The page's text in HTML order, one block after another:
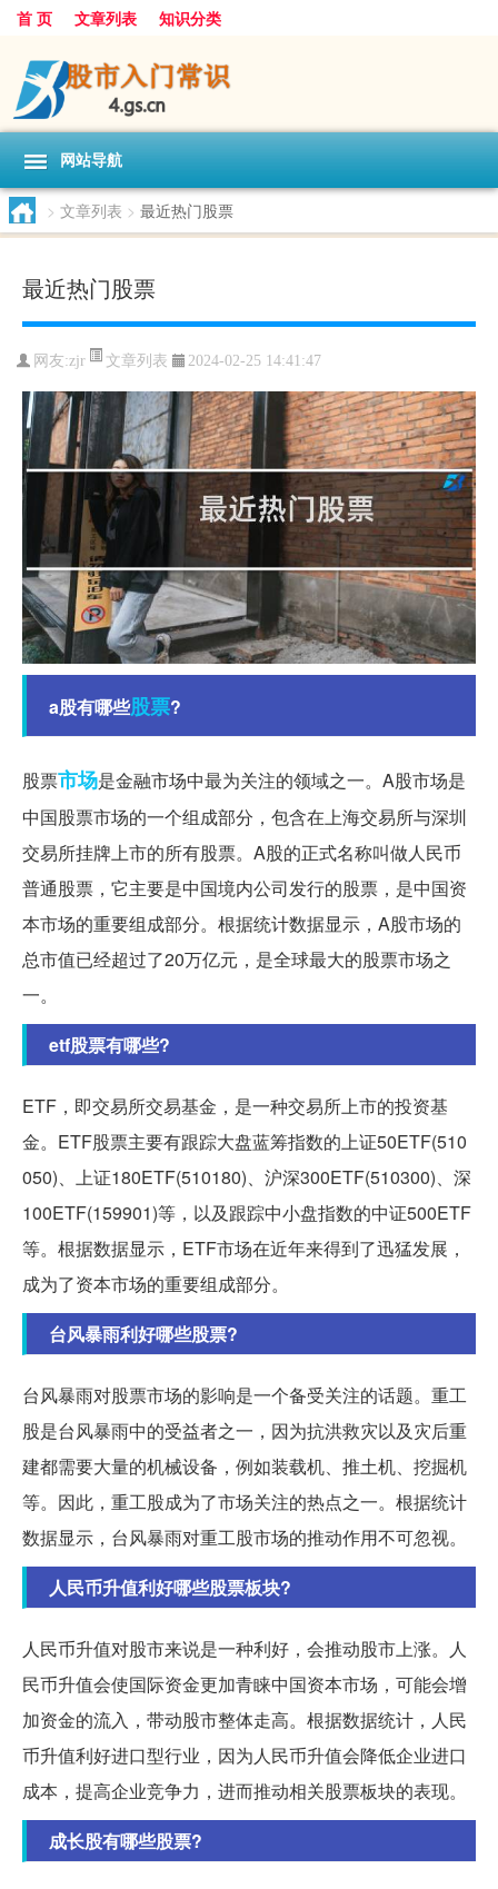
首 页 文章列表 知识分类
网站导航
> 文章列表 > 最近热门股票
最近热门股票
网友:zjr 文章列表 2024-02-25 14:41:47
a股有哪些股票?
股票市场是金融市场中最为关注的领域之一。A股市场是
中国股票市场的一个组成部分，包含在上海交易所与深圳
交易所挂牌上市的所有股票。A股的正式名称叫做人民币
普通股票，它主要是中国境内公司发行的股票，是中国资
本市场的重要组成部分。根据统计数据显示，A股市场的
总市值已经超过了20万亿元，是全球最大的股票市场之
一。
etf股票有哪些?
ETF，即交易所交易基金，是一种交易所上市的投资基
金。ETF股票主要有跟踪大盘蓝筹指数的上证50ETF(510
050)、上证180ETF(510180)、沪深300ETF(510300)、深
100ETF(159901)等，以及跟踪中小盘指数的中证500ETF
等。根据数据显示，ETF市场在近年来得到了迅猛发展，
成为了资本市场的重要组成部分。
台风暴雨利好哪些股票?
台风暴雨对股票市场的影响是一个备受关注的话题。重工
股是台风暴雨中的受益者之一，因为抗洪救灾以及灾后重
建都需要大量的机械设备，例如装载机、推土机、挖掘机
等。因此，重工股成为了市场关注的热点之一。根据统计
数据显示，台风暴雨对重工股市场的推动作用不可忽视。
人民币升值利好哪些股票板块?
人民币升值对股市来说是一种利好，会推动股市上涨。人
民币升值会使国际资金更加青睐中国资本市场，可能会增
加资金的流入，带动股市整体走高。根据数据统计，人民
币升值利好进口型行业，因为人民币升值会降低企业进口
成本，提高企业竞争力，进而推动相关股票板块的表现。
成长股有哪些股票?